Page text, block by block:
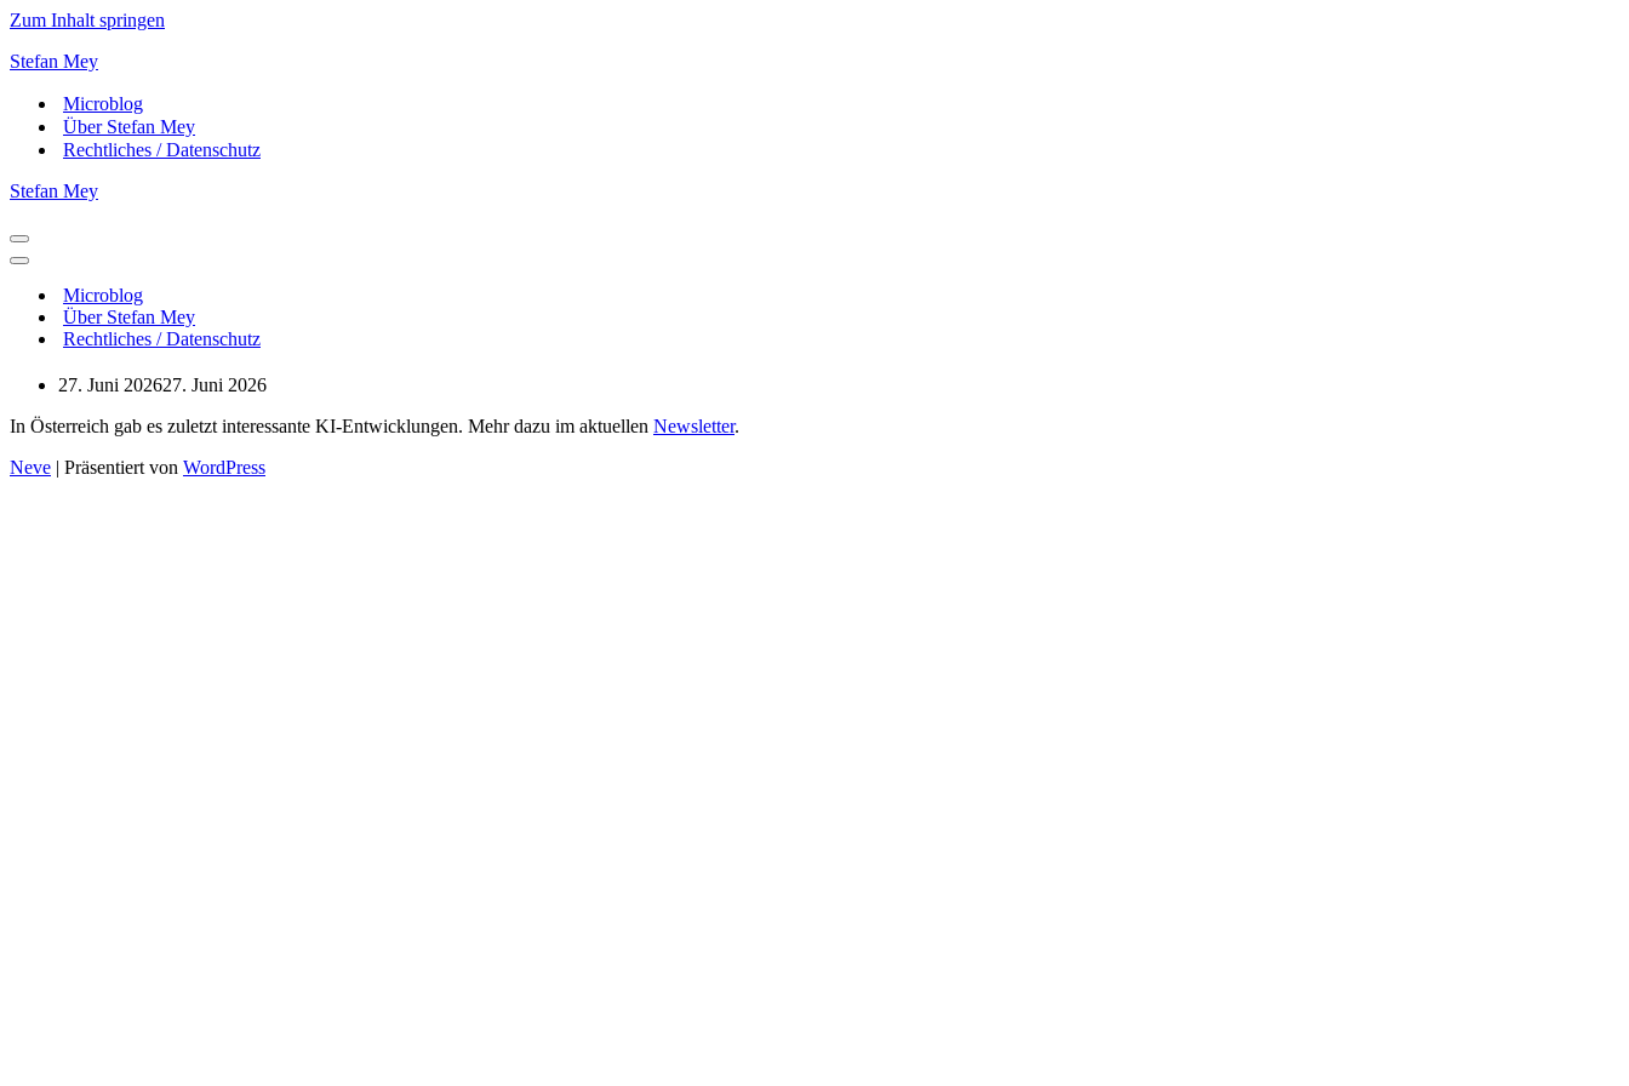
Zum Inhalt springen
Stefan Mey
Microblog
Über Stefan Mey
Rechtliches / Datenschutz
Stefan Mey
Navigationsmenü
Navigationsmenü
Microblog
Über Stefan Mey
Rechtliches / Datenschutz
27. Juni 202627. Juni 2026
In Österreich gab es zuletzt interessante KI-Entwicklungen. Mehr dazu im aktuellen Newsletter.
Neve | Präsentiert von WordPress